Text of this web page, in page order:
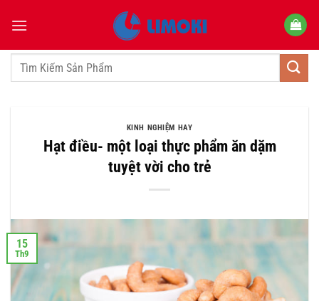
qua
dungTìm
KINH NGHIỆM HAY
Hạt điều- một loại thực phẩm ăn dặm
tuyệt vời cho trẻ
15
Th9